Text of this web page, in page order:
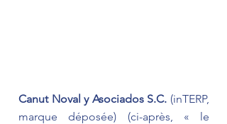
Canut Noval y Asociados S.C. (inTERP,
marque déposée) (ci-après, « le